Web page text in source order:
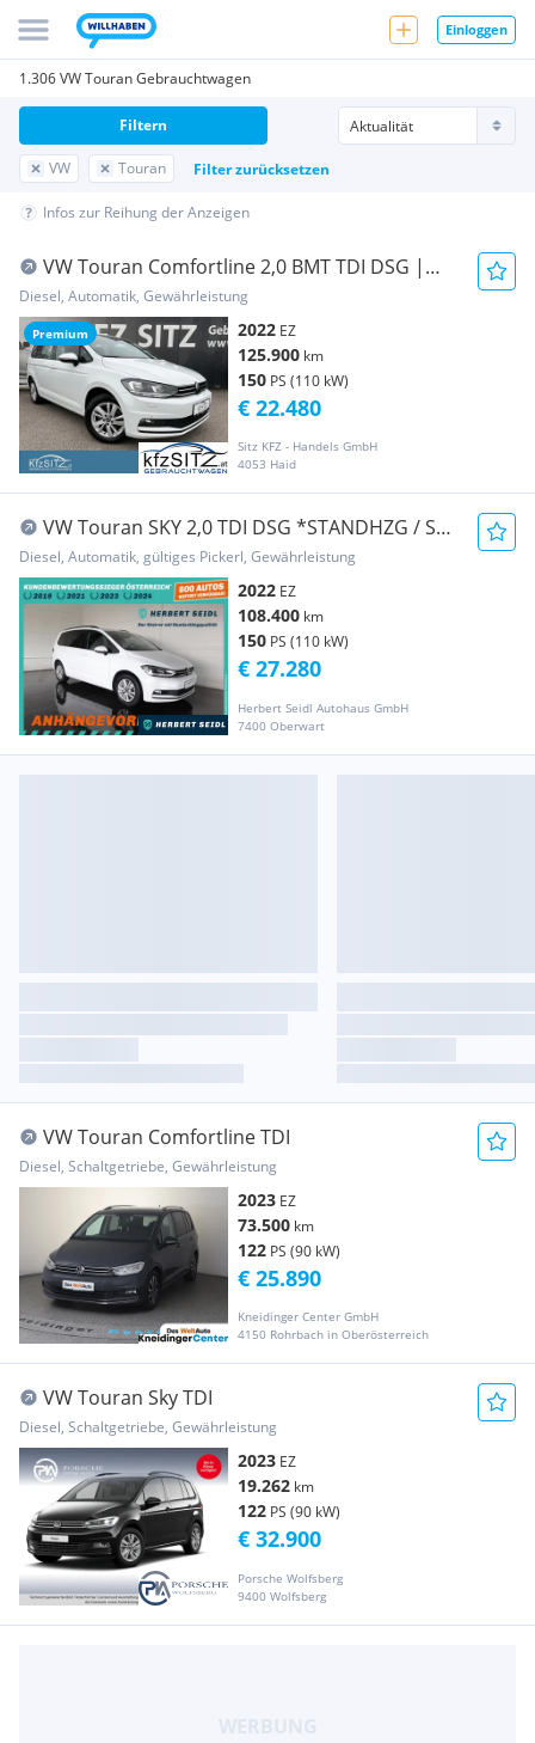
Einloggen
1.306 VW Touran Gebrauchtwagen
VW Touran Filter zurücksetzen
Filtern
Infos zur Reihung der Anzeigen
Premium
VW Touran Comfortline 2,0 BMT TDI DSG |
NAVI PRO
Diesel, Automatik, Gewährleistung
2022 EZ
125.900 km
150 PS (110 kW)
Sitz KFZ - Handels GmbH
4053 Haid
€ 22.480
VW Touran SKY 2,0 TDI DSG *STANDHZG / SKY
/ VOLL-L...
Diesel, Automatik, gültiges Pickerl, Gewährleistung
2022 EZ
108.400 km
150 PS (110 kW)
Herbert Seidl Autohaus GmbH
7400 Oberwart
€ 27.280
VW Touran Comfortline TDI
Diesel, Schaltgetriebe, Gewährleistung
2023 EZ
73.500 km
122 PS (90 kW)
Kneidinger Center GmbH
4150 Rohrbach in Oberösterreich
€ 25.890
VW Touran Sky TDI
Diesel, Schaltgetriebe, Gewährleistung
2023 EZ
19.262 km
122 PS (90 kW)
Porsche Wolfsberg
9400 Wolfsberg
€ 32.900